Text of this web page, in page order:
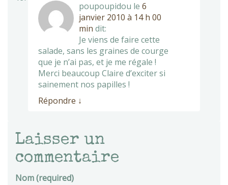
poupoupidou le 6
janvier 2010 à 14 h 00
min dit:
Je viens de faire cette
salade, sans les graines de courge
que je n’ai pas, et je me régale !
Merci beaucoup Claire d’exciter si
sainement nos papilles !
Répondre ↓
Laisser un
commentaire
Nom (required)